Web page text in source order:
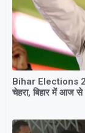
Bihar Elections
चेहरा, बिहार में आज